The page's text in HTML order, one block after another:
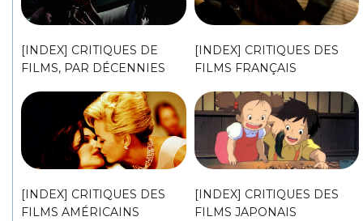
[INDEX] CRITIQUES DE
FILMS, PAR DÉCENNIES
[INDEX] CRITIQUES DES
FILMS FRANÇAIS
[INDEX] CRITIQUES DES
FILMS AMÉRICAINS
[INDEX] CRITIQUES DES
FILMS JAPONAIS